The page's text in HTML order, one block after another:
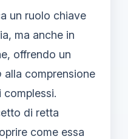
un ruolo chiave
ma anche in
offrendo un
alla comprensione
complessi.
di retta
come essa